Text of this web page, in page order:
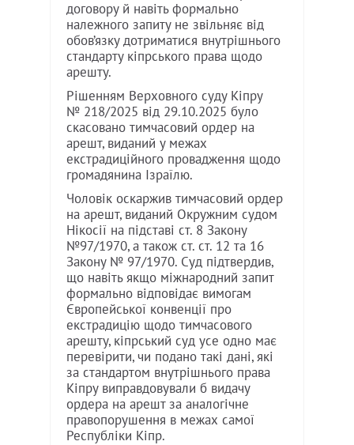
договору й навіть формально
належного запиту не звільняє від
обов’язку дотриматися внутрішнього
стандарту кіпрського права щодо
арешту.
Рішенням Верховного суду Кіпру
№ 218/2025 від 29.10.2025 було
скасовано тимчасовий ордер на
арешт, виданий у межах
екстрадиційного провадження щодо
громадянина Ізраїлю.
Чоловік оскаржив тимчасовий ордер
на арешт, виданий Окружним судом
Нікосії на підставі ст. 8 Закону
№97/1970, а також ст. ст. 12 та 16
Закону № 97/1970. Суд підтвердив,
що навіть якщо міжнародний запит
формально відповідає вимогам
Європейської конвенції про
екстрадицію щодо тимчасового
арешту, кіпрський суд усе одно має
перевірити, чи подано такі дані, які
за стандартом внутрішнього права
Кіпру виправдовували б видачу
ордера на арешт за аналогічне
правопорушення в межах самої
Республіки Кіпр.